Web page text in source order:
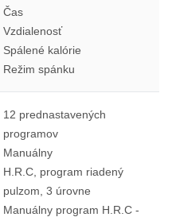
Čas
Vzdialenosť
Spálené kalórie
Režim spánku
12 prednastavených
programov
Manuálny
H.R.C, program riadený
pulzom, 3 úrovne
Manuálny program H.R.C -